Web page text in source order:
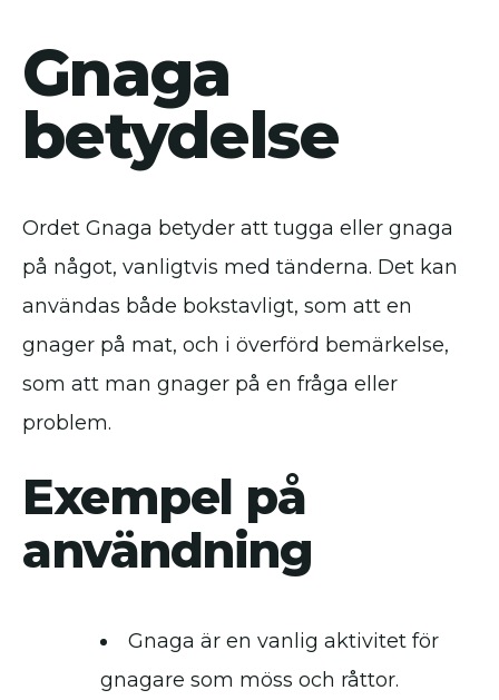
Gnaga
betydelse
Ordet Gnaga betyder att tugga eller gnaga
på något, vanligtvis med tänderna. Det kan
användas både bokstavligt, som att en
gnager på mat, och i överförd bemärkelse,
som att man gnager på en fråga eller
problem.
Exempel på
användning
Gnaga är en vanlig aktivitet för
gnagare som möss och råttor.